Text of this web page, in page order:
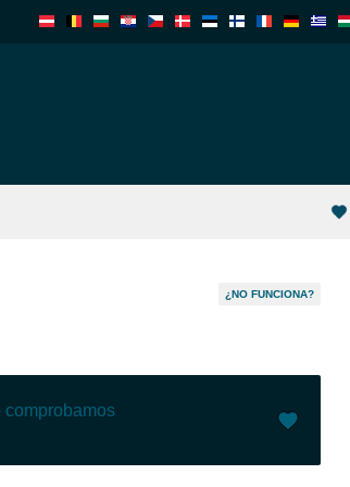
¿NO FUNCIONA?
comprobamos